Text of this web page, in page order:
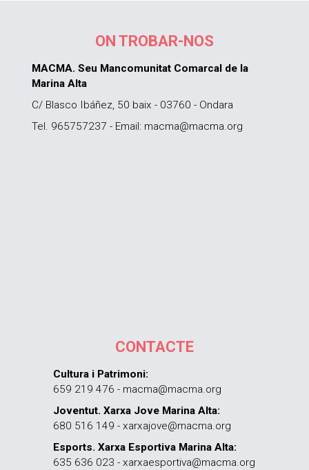
ON TROBAR-NOS
MACMA. Seu Mancomunitat Comarcal de la
Marina Alta
C/ Blasco Ibáñez, 50 baix - 03760 - Ondara
Tel. 965757237 - Email: macma@macma.org
CONTACTE
Cultura i Patrimoni:
659 219 476 - macma@macma.org
Joventut. Xarxa Jove Marina Alta:
680 516 149 - xarxajove@macma.org
Esports. Xarxa Esportiva Marina Alta:
635 636 023 - xarxaesportiva@macma.org